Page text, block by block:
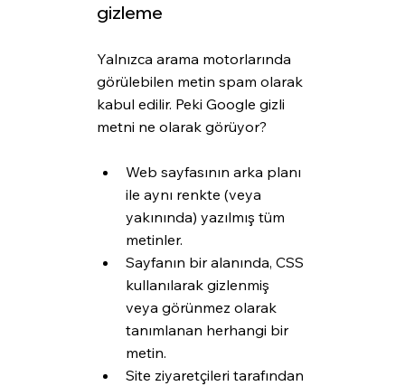
gizleme
Yalnızca arama motorlarında
görülebilen metin spam olarak
kabul edilir. Peki Google gizli
metni ne olarak görüyor?
Web sayfasının arka planı
ile aynı renkte (veya
yakınında) yazılmış tüm
metinler.
Sayfanın bir alanında, CSS
kullanılarak gizlenmiş
veya görünmez olarak
tanımlanan herhangi bir
metin.
Site ziyaretçileri tarafından